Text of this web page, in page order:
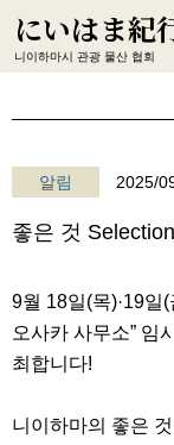
にいはま紀
니이하마시 관광 물산 협회
알림 2025/
좋은 것
9월 18일(목)·19일
오사카 사무소” 임
최합니다!
니이하마의 좋은